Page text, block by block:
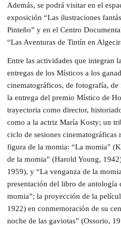
Además, se podrá visitar en el
exposición “Las ilustraciones
Pinteño” y en el Centro
“Las Aventuras de Tintín en
Entre las actividades que integran
entregas de los Místicos a los
cinematográficos, de fotografía,
la entrega del premio Místico de
trayectoria como director,
como a la actriz María Kosty; un
ciclo de sesiones cinematográficas
figura de la momia: “La momia”
de la momia” (Harold Young,
1959), y “La venganza de la
presentación del libro de antología
momia”; la proyección de la
1922) en conmemoración de su
noche de las gaviotas” (Ossorio,